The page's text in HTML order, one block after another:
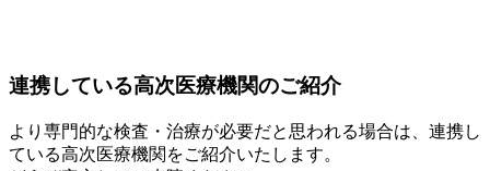
連携している高次医療機関のご紹介
より専門的な検査・治療が必要だと思われる場合は、連携し
ている高次医療機関をご紹介いたします。